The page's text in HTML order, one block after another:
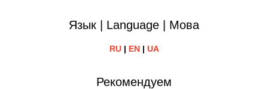
Язык | Language | Мова
RU| EN| UA
Рекомендуем